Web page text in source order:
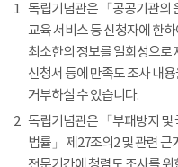
1 독립기념관은 「공공기관의
교육 서비스 등 신청자에 한
최소한의 정보를 일회성으로
신청서 등에 만족도 조사 내
거부하실 수 있습니다.
2 독립기념관은 「부패방지 및
법률」 제27조의2 및 관련 근